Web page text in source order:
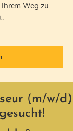
Weg zu
(m/w/d)